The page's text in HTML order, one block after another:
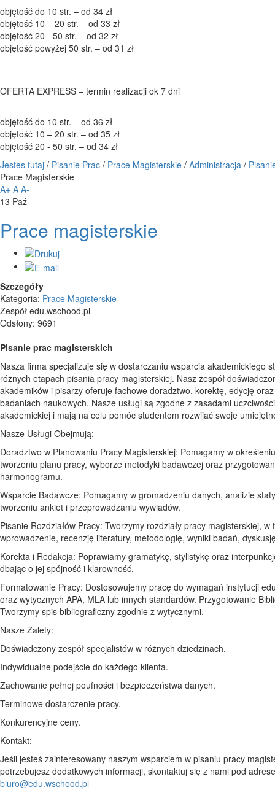
objętość do 10 str. – od 34 zł
objętość 10 – 20 str. – od 33 zł
objętość 20 - 50 str. – od 32 zł
objętość powyżej 50 str. – od 31 zł
OFERTA EXPRESS – termin realizacji ok 7 dni
objętość do 10 str. – od 36 zł
objętość 10 – 20 str. – od 35 zł
objętość 20 - 50 str. – od 34 zł
Jestes tutaj / Pisanie Prac / Prace Magisterskie / Administracja /
Prace Magisterskie
A+ A A-
13 Paź
Prace magisterskie
Szczegóły
Kategoria: Prace Magisterskie
Zespół edu.wschood.pl
Odsłony: 9691
Pisanie prac magisterskich
Nasza firma specjalizuje się w dostarczaniu wsparcia akademickiego
różnych etapach pisania pracy magisterskiej. Nasz zespół
akademików i pisarzy oferuje fachowe doradztwo, korektę, edycję
badaniach naukowych. Nasze usługi są zgodne z zasadami uczciwości
akademickiej i mają na celu pomóc studentom rozwijać swoje
Nasze Usługi Obejmują:
Doradztwo w Planowaniu Pracy Magisterskiej: Pomagamy w
tworzeniu planu pracy, wyborze metodyki badawczej oraz
harmonogramu.
Wsparcie Badawcze: Pomagamy w gromadzeniu danych, analizie
tworzeniu ankiet i przeprowadzaniu wywiadów.
Pisanie Rozdziałów Pracy: Tworzymy rozdziały pracy magisterskiej, w
wprowadzenie, recenzję literatury, metodologię, wyniki badań,
Korekta i Redakcja: Poprawiamy gramatykę, stylistykę oraz
dbając o jej spójność i klarowność.
Formatowanie Pracy: Dostosowujemy pracę do wymagań instytucji
oraz wytycznych APA, MLA lub innych standardów. Przygotowanie
Tworzymy spis bibliograficzny zgodnie z wytycznymi.
Nasze Zalety:
Doświadczony zespół specjalistów w różnych dziedzinach.
Indywidualne podejście do każdego klienta.
Zachowanie pełnej poufności i bezpieczeństwa danych.
Terminowe dostarczenie pracy.
Konkurencyjne ceny.
Kontakt:
Jeśli jesteś zainteresowany naszym wsparciem w pisaniu pracy
potrzebujesz dodatkowych informacji, skontaktuj się z nami pod
biuro@edu.wschood.pl